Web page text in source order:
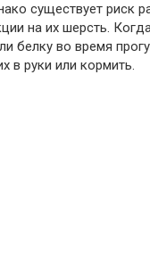
существует риск
на их шерсть.
белку во время
в руки или кормить.